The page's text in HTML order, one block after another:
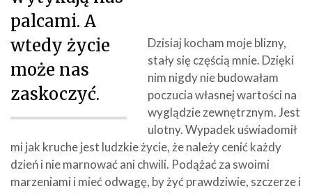
palcami. A
wtedy życie
może nas
zaskoczyć.
Dzisiaj kocham moje blizny,
stały się częścią mnie. Dzięki
nim nigdy nie budowałam
poczucia własnej wartości na
wyglądzie zewnętrznym. Jest
ulotny. Wypadek uświadomił
mi jak kruche jest ludzkie życie, że należy cenić każdy
dzień i nie marnować ani chwili. Podążać za swoimi
marzeniami i mieć odwagę, by żyć prawdziwie, szczerze i